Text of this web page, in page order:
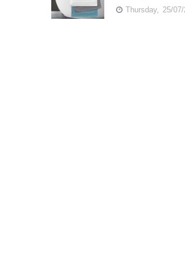
Thursday, 25/